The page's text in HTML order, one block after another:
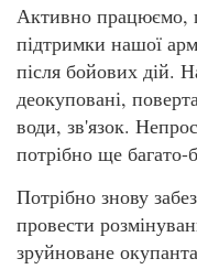
Активно працюємо,
підтримки нашої
після бойових дій.
деокуповані,
води, зв'язок.
потрібно ще багато-
Потрібно знову
провести
зруйноване